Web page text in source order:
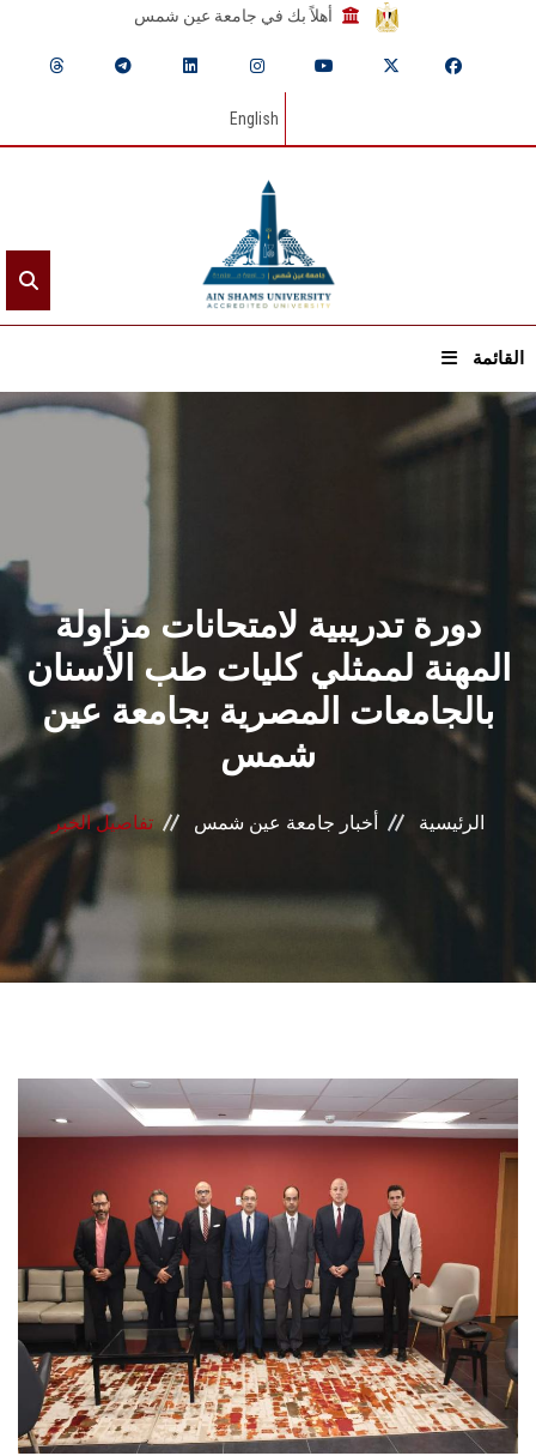
أهلاً بك في جامعة عين شمس
English
القائمة
القطاعـات
الشئون الأكاديمية
البحث العلمي
الرعاية الصحية
المراكز والوحدات
الأنظمة الذكية
الإعلام
الطلاب
الدراسات العليا
الخريجين
الموظفون
الزائـرون
دورة تدريبية لامتحانات مزاولة
المهنة لممثلي كليات طب الأسنان
بالجامعات المصرية بجامعة عين
شمس
الرئيسية أخبار جامعة عين شمس تفاصيل الخبر